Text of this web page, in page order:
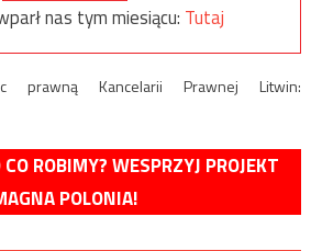
nas tym miesiącu: Tutaj
prawną Kancelarii Prawnej Litwin:
ROBIMY? WESPRZYJ PROJEKT
POLONIA!